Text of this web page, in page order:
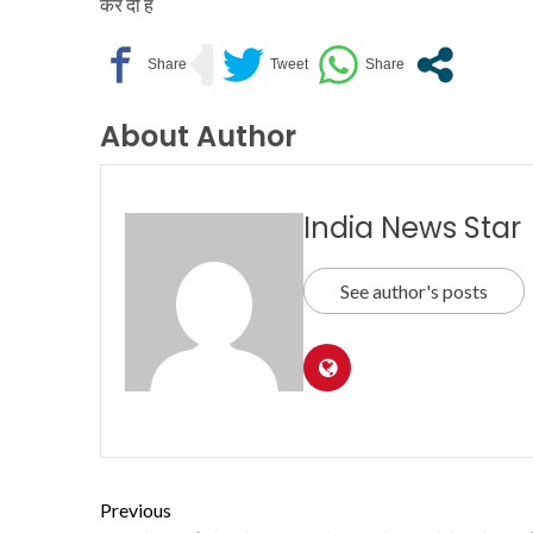
About Author
India News Star
See author's posts
Previous